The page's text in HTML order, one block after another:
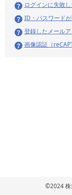
ログインに失敗
ID・パスワード
登録したメール
画像認証（
©2024 株